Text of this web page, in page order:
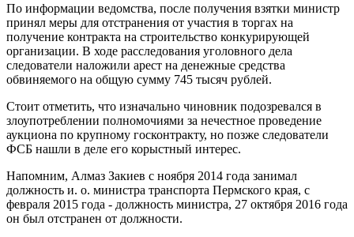
По информации ведомства, после получения взятки министр
принял меры для отстранения от участия в торгах на
получение контракта на строительство конкурирующей
организации. В ходе расследования уголовного дела
следователи наложили арест на денежные средства
обвиняемого на общую сумму 745 тысяч рублей.
Стоит отметить, что изначально чиновник подозревался в
злоупотреблении полномочиями за нечестное проведение
аукциона по крупному госконтракту, но позже следователи
ФСБ нашли в деле его корыстный интерес.
Напомним, Алмаз Закиев с ноября 2014 года занимал
должность и. о. министра транспорта Пермского края, с
февраля 2015 года - должность министра, 27 октября 2016 года
он был отстранен от должности.